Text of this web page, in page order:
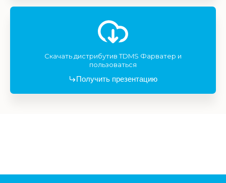
Скачать дистрибутив TDMS Фарватер и
пользоваться
Получить презентацию